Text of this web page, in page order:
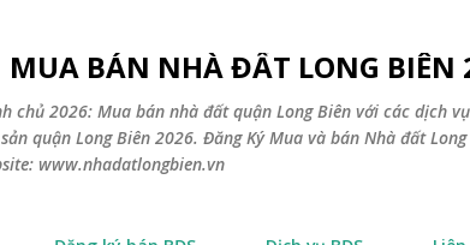
BÁN NHÀ ĐẤT LONG BIÊN
chủ 2026: Mua bán nhà đất quận Long Biên với các dịch
quận Long Biên 2026. Đăng Ký Mua và bán Nhà đất Long
www.nhadatlongbien.vn